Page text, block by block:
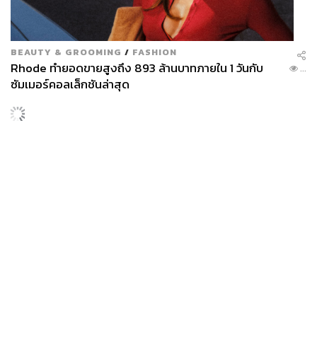
BEAUTY & GROOMING / FASHION
Rhode ทำยอดขายสูงถึง 893 ล้านบาทภายใน 1 วันกับ
ซัมเมอร์คอลเล็กชันล่าสุด
...